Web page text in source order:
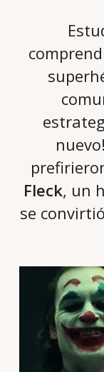
Fleck, un
se